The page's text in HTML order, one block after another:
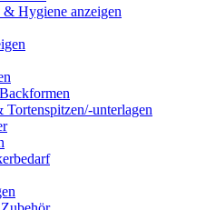
Hygiene anzeigen
Tortenspitzen/-unterlagen